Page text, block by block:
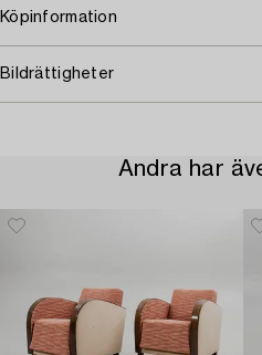
Köpinformation
Bildrättigheter
Andra har